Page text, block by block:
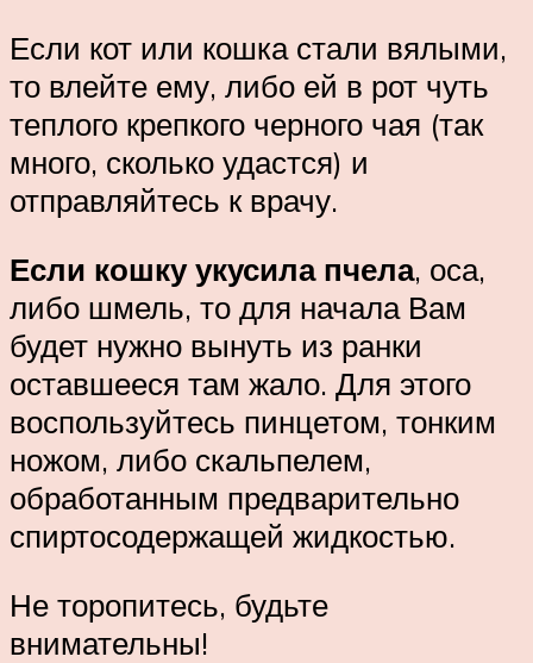
Если кот или кошка стали вялыми,
то влейте ему, либо ей в рот чуть
теплого крепкого черного чая (так
много, сколько удастся) и
отправляйтесь к врачу.
Если кошку укусила пчела, оса,
либо шмель, то для начала Вам
будет нужно вынуть из ранки
оставшееся там жало. Для этого
воспользуйтесь пинцетом, тонким
ножом, либо скальпелем,
обработанным предварительно
спиртосодержащей жидкостью.
Не торопитесь, будьте
внимательны!